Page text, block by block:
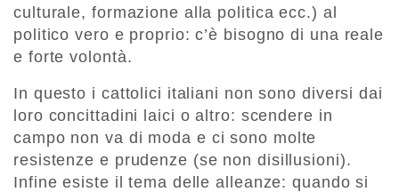
culturale, formazione alla politica ecc.) al
politico vero e proprio: c’è bisogno di una reale
e forte volontà.
In questo i cattolici italiani non sono diversi dai
loro concittadini laici o altro: scendere in
campo non va di moda e ci sono molte
resistenze e prudenze (se non disillusioni).
Infine esiste il tema delle alleanze: quando si